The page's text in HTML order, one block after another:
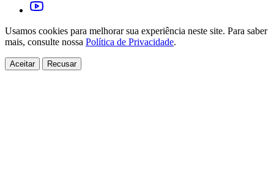
Usamos cookies para melhorar sua experiência neste site. Para saber
mais, consulte nossa Política de Privacidade.
Aceitar Recusar